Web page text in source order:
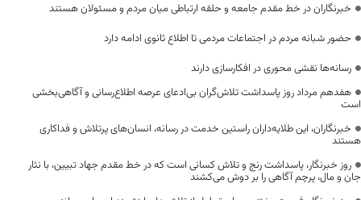
خبرنگاران در خط مقدم جامعه و حلقه ارتباطی میان مردم و مسئولان هستند
حضور شبانه مردم در اجتماعات مردمی تا اطلاع ثانوی ادامه دارد
رسانه‌ها نقشی محوری در افکارسازی دارند
هفدهم مرداد روز پاسداشت تلاش‌گران بی‌ادعای عرصه اطلاع‌رسانی و آگاهی‌بخشی
است
خبرنگاران، این طلایه‌داران راستین خدمت در رسانه، انسان‌های پرتلاش و فداکاری
هستند
روز خبرنگار، پاسداشت رنج و تلاش کسانی است که در خط مقدم جهاد تبیین، با نثار
جان و مال، پرچم آگاهی را بر دوش می‌کشند